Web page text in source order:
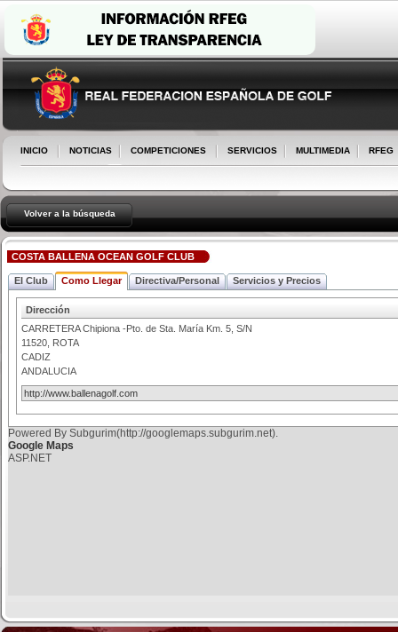
INICIO NOTICIAS COMPETICIONES SERVICIOS MULTIMEDIA RFEG
Volver a la búsqueda
COSTA BALLENA OCEAN GOLF CLUB
El Club Como Llegar Directiva/Personal Servicios y Precios
Dirección
CARRETERA Chipiona -Pto. de Sta. María Km. 5, S/N
11520 ROTA
CADIZ
ANDALUCIA
http://www.ballenagolf.com
Powered By Subgurim(http://googlemaps.subgurim.net).
Google Maps
ASP.NET